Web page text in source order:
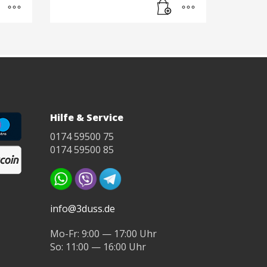
Hilfe & Service
0174 59500 75
0174 59500 85
info@3duss.de
Mo-Fr: 9:00 — 17:00 Uhr
So: 11:00 — 16:00 Uhr